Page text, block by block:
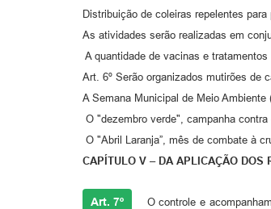
Distribuição de coleiras repelentes
As atividades serão realizadas em
A quantidade de vacinas e
Art. 6º Serão organizados mutirões de
A Semana Municipal de Meio Ambiente
O "dezembro verde", campanha contra
O "Abril Laranja”, mês de combate à
CAPÍTULO V – DA APLICAÇÃO DOS
Art. 7º O controle e